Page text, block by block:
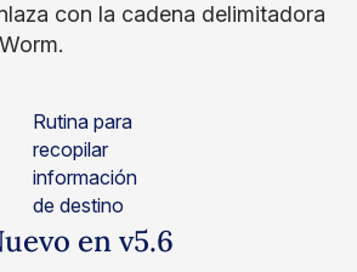
con la cadena delimitadora
Rutina para
recopilar
información
de destino
en v5.6